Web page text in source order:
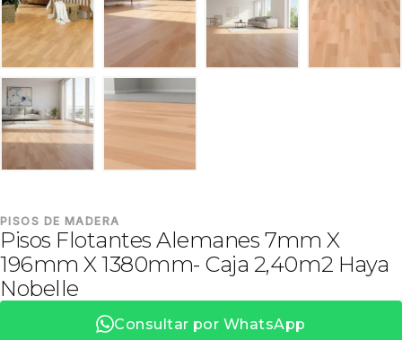
PISOS DE MADERA
Pisos Flotantes Alemanes 7mm X
196mm X 1380mm- Caja 2,40m2 Haya
Nobelle
Consultar por WhatsApp